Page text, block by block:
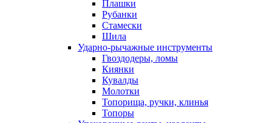
Плашки
Рубанки
Стамески
Шила
Ударно-рычажные инструменты
Гвоздодеры, ломы
Киянки
Кувалды
Молотки
Топорища, ручки, клинья
Топоры